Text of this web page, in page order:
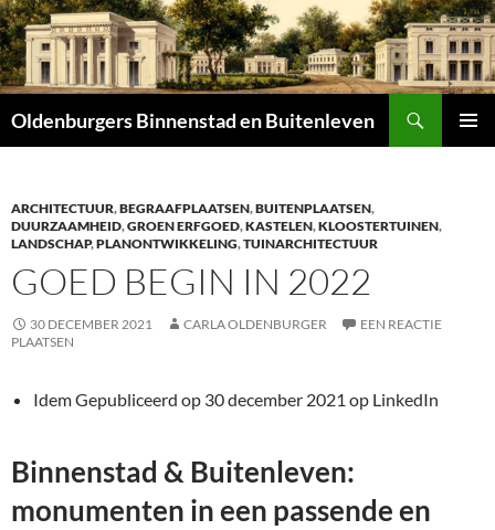
Oldenburgers Binnenstad en Buitenleven
ARCHITECTUUR,BEGRAAFPLAATSEN,BUITENPLAATSEN,
DUURZAAMHEID,GROEN ERFGOED,KASTELEN,KLOOSTERTUINEN,
LANDSCHAP,PLANONTWIKKELING,TUINARCHITECTUUR
GOED BEGIN IN 2022
30 DECEMBER 2021 CARLA OLDENBURGER
EEN REACTIE
PLAATSEN
Idem Gepubliceerd op 30 december 2021 op LinkedIn
Binnenstad & Buitenleven:
monumenten in een passende en